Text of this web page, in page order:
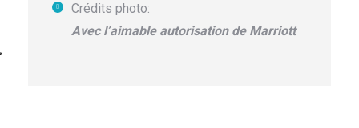
Crédits photo:
Avec l’aimable autorisation de Marriott